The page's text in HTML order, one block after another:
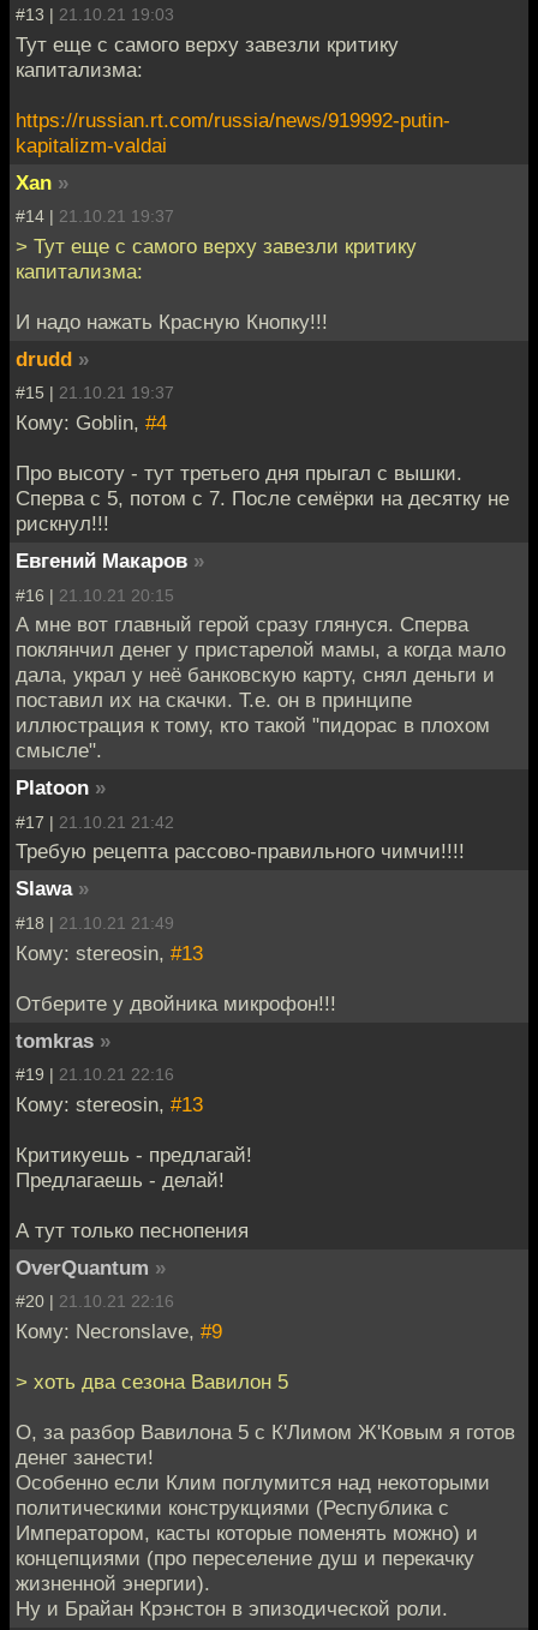
#13 | 21.10.21 19:03
Тут еще с самого верху завезли критику
капитализма:
https://russian.rt.com/russia/news/919992-putin-
kapitalizm-valdai
Xan »
#14 | 21.10.21 19:37
> Тут еще с самого верху завезли критику
капитализма:
И надо нажать Красную Кнопку!!!
drudd »
#15 | 21.10.21 19:37
Кому: Goblin, #4
Про высоту - тут третьего дня прыгал с вышки.
Сперва с 5, потом с 7. После семёрки на десятку не
рискнул!!!
Евгений Макаров »
#16 | 21.10.21 20:15
А мне вот главный герой сразу глянуся. Сперва
поклянчил денег у пристарелой мамы, а когда мало
дала, украл у неё банковскую карту, снял деньги и
поставил их на скачки. Т.е. он в принципе
иллюстрация к тому, кто такой "пидорас в плохом
смысле".
Platoon »
#17 | 21.10.21 21:42
Требую рецепта рассово-правильного чимчи!!!!
Slawa »
#18 | 21.10.21 21:49
Кому: stereosin, #13
Отберите у двойника микрофон!!!
tomkras »
#19 | 21.10.21 22:16
Кому: stereosin, #13
Критикуешь - предлагай!
Предлагаешь - делай!
А тут только песнопения
OverQuantum »
#20 | 21.10.21 22:16
Кому: Necronslave, #9
> хоть два сезона Вавилон 5
О, за разбор Вавилона 5 с К'Лимом Ж'Ковым я готов
денег занести!
Особенно если Клим поглумится над некоторыми
политическими конструкциями (Республика с
Императором, касты которые поменять можно) и
концепциями (про переселение душ и перекачку
жизненной энергии).
Ну и Брайан Крэнстон в эпизодической роли.